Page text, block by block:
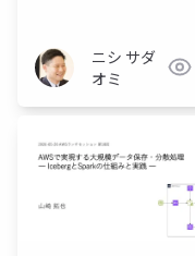
ニシ サダ
オミ